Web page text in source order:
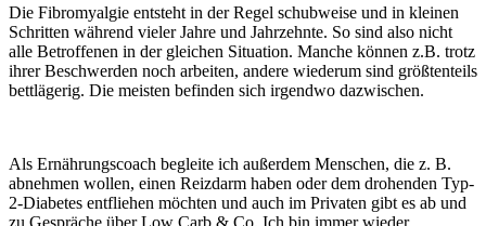
Die Fibromyalgie entsteht in der Regel schubweise und in kleinen
Schritten während vieler Jahre und Jahrzehnte. So sind also nicht
alle Betroffenen in der gleichen Situation. Manche können z.B. trotz
ihrer Beschwerden noch arbeiten, andere wiederum sind größtenteils
bettlägerig. Die meisten befinden sich irgendwo dazwischen.
Als Ernährungscoach begleite ich außerdem Menschen, die z. B.
abnehmen wollen, einen Reizdarm haben oder dem drohenden Typ-
2-Diabetes entfliehen möchten und auch im Privaten gibt es ab und
zu Gespräche über Low Carb & Co. Ich bin immer wieder